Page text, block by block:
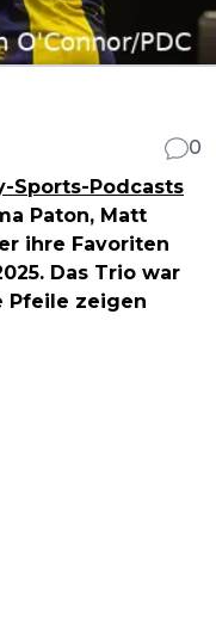
0
Sports-Podcasts
Paton, Matt
ihre Favoriten
Das Trio war
Pfeile zeigen